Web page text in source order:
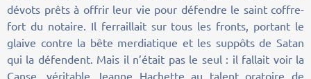
dévots prêts à offrir leur vie pour défendre le saint coffre-
fort du notaire. Il ferraillait sur tous les fronts, portant le
glaive contre la bête merdiatique et les suppôts de Satan
qui la défendent. Mais il n’était pas le seul : il fallait voir la
Canse, véritable Jeanne Hachette au talent oratoire de